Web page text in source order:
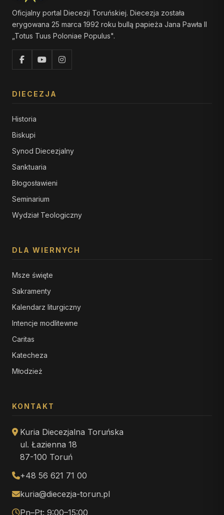
Oficjalny portal Diecezji Toruńskiej. Diecezja została
erygowana 25 marca 1992 roku bullą papieża Jana Pawła II
„Totus Tuus Poloniae Populus".
DIECEZJA
Historia
Biskupi
Synod Diecezjalny
Sanktuaria
Błogosławieni
Seminarium
Wydział Teologiczny
DLA WIERNYCH
Msze święte
Sakramenty
Kalendarz liturgiczny
Intencje modlitewne
Caritas
Katecheza
Młodzież
KONTAKT
Kuria Diecezjalna Toruńska
ul. Łazienna 18
87-100 Toruń
+48 56 621 71 00
kuria@diecezja-torun.pl
Pn–Pt: 9:00–15:00